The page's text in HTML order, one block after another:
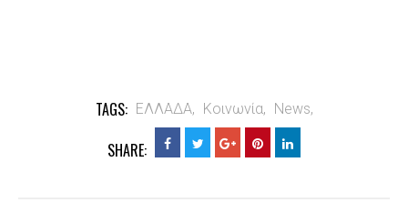
TAGS: ΕΛΛΑΔΑ, Κοινωνία, News,
SHARE: